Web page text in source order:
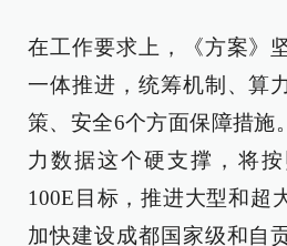
在工作要求上，《方案》
一体推进，统筹机制、算
策、安全6个方面保障措施
力数据这个硬支撑，将
100E目标，推进大型和超
加快建设成都国家级和自